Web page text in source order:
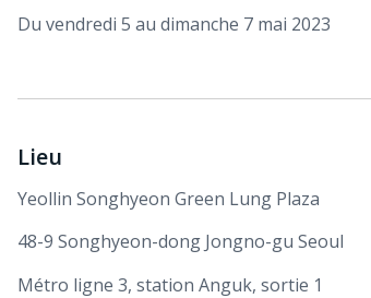
Du vendredi 5 au dimanche 7 mai 2023
Lieu
Yeollin Songhyeon Green Lung Plaza
48-9 Songhyeon-dong Jongno-gu Seoul
Métro ligne 3, station Anguk, sortie 1